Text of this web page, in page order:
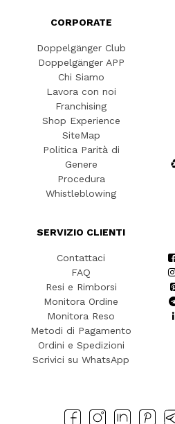
CORPORATE
Doppelgänger Club
Doppelgänger APP
Chi Siamo
Lavora con noi
Franchising
Shop Experience
SiteMap
Politica Parità di
Genere
Procedura
Whistleblowing
SERVIZIO CLIENTI
Contattaci
FAQ
Resi e Rimborsi
Monitora Ordine
Monitora Reso
Metodi di Pagamento
Ordini e Spedizioni
Scrivici su WhatsApp